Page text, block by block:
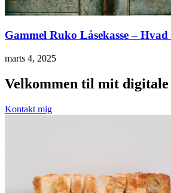
Gammel Ruko Låsekasse – Hvad
marts 4, 2025
Velkommen til mit digitale
Kontakt mig